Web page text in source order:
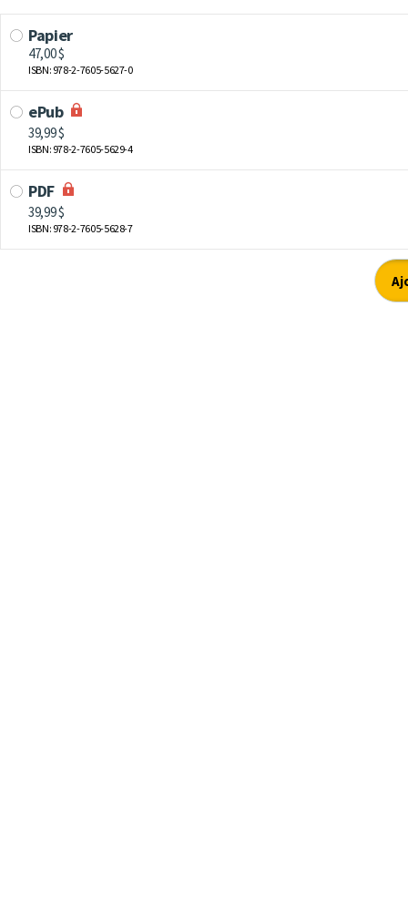
Papier
47,00 $
ISBN: 978-2-7605-5627-0
ePub
39,99 $
ISBN: 978-2-7605-5629-4
PDF
39,99 $
ISBN: 978-2-7605-5628-7